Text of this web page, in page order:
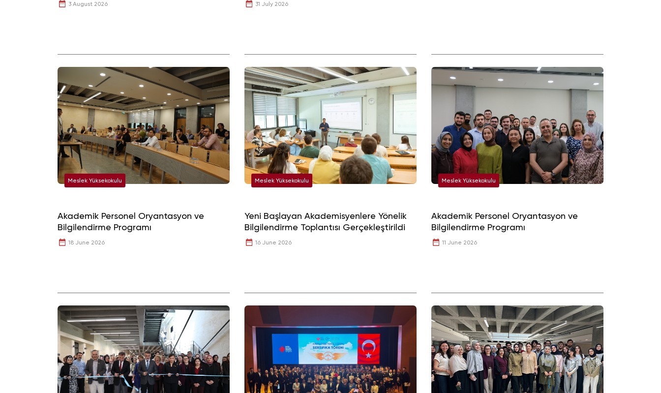
3 August 2026 31 July 2026
Meslek Yüksekokulu
Akademik Personel Oryantasyon ve
Bilgilendirme Programı
18 June 2026
Meslek Yüksekokulu
Yeni Başlayan Akademisyenlere Yönelik
Bilgilendirme Toplantısı Gerçekleştirildi
16 June 2026
Meslek Yüksekokulu
Akademik Personel Oryantasyon ve
Bilgilendirme Programı
11 June 2026